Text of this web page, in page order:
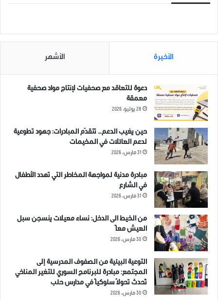
مظاهرة في مدينة إدلب في
الذكرى الثامنة لرحيل “عبد القادر
في "فيديو"
مظاهرة شعبية في معرة
النعمان تنديداً بقرارات حكومة
في "صور عامة"
تحرير الشام على جبهة خاطئة
في "مقالات"
احياء ذكرى عبد القادر الصالح ادلب
حكومة الإنقاذ مارع
الأخيرة الأشهر
دعوة للتعاقد مع صحفيات لإنتاج مواد صحفية
معمقة
28 يوليو، 2026
حين يغيب الدعم… تتقدّم المبادرات: جهود تطوعية
لدعم العائلات في المخيمات
31 مارس، 2026
مبادرة مدنية لمواجهة المخاطر التي تهدد الأطفال
في الشارع
31 مارس، 2026
من الخيط الى الدخل: نساء معيلات ينسجن سبل
العيش معاً
30 مارس، 2026
التوعية البيئية من الصفوف المدرسية إلى
المجتمع: مبادرة للبرنامج السوري للتغير المناخي
تُحدث تحولاً سلوكياً في مدارس حلب
30 مارس، 2026